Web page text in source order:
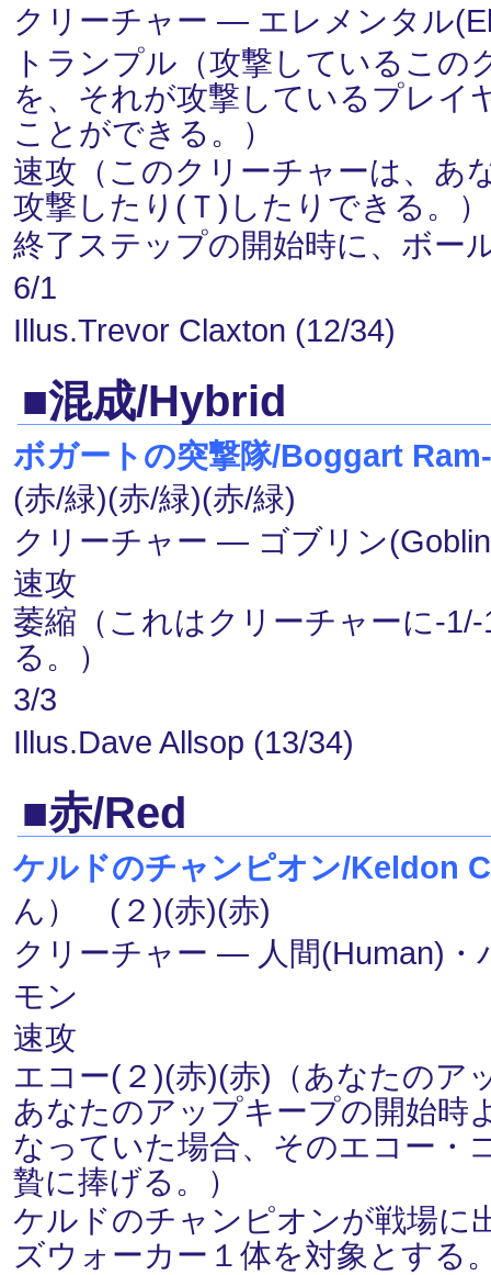
クリーチャー ― エレメンタル
トランプル（攻撃しているこ
を、それが攻撃しているプレイ
ことができる。）
速攻（このクリーチャーは、あ
攻撃したり(Ｔ)したりできる。）
終了ステップの開始時に、ボー
6/1
Illus.Trevor Claxton (12/34)
■混成/Hybrid
ボガートの突撃隊/Boggart
(赤/緑)(赤/緑)(赤/緑)
クリーチャー ― ゴブリン
速攻
萎縮（これはクリーチャーに-
る。）
3/3
Illus.Dave Allsop (13/34)
■赤/Red
ケルドのチャンピオン/Keldon
ん） (２)(赤)(赤)
クリーチャー ― 人間(Human)
モン
速攻
エコー(２)(赤)(赤)（あなたのア
あなたのアップキープの開始時
なっていた場合、そのエコー・
贄に捧げる。）
ケルドのチャンピオンが戦場に
ズウォーカー１体を対象とする